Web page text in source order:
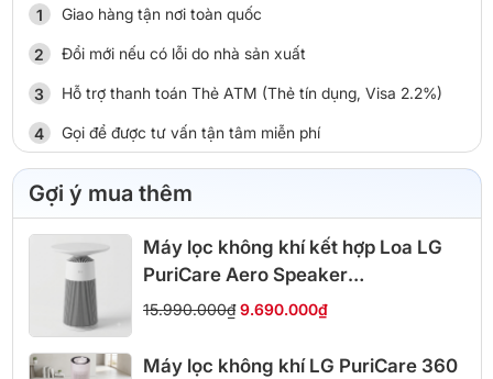
Giao hàng tận nơi toàn quốc
Đổi mới nếu có lỗi do nhà sản xuất
Hỗ trợ thanh toán Thẻ ATM (Thẻ tín dụng, Visa 2.2%)
Gọi để được tư vấn tận tâm miễn phí
Gợi ý mua thêm
Máy lọc không khí kết hợp Loa LG
PuriCare Aero Speaker
AS20GSHU0
15.990.000₫ 9.690.000₫
Máy lọc không khí LG PuriCare 360